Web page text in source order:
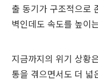
출 동기가 구조적으로
벽인데도 속도를 높이
지금까지의 위기 상황
통을 겪으면서도 더 넓